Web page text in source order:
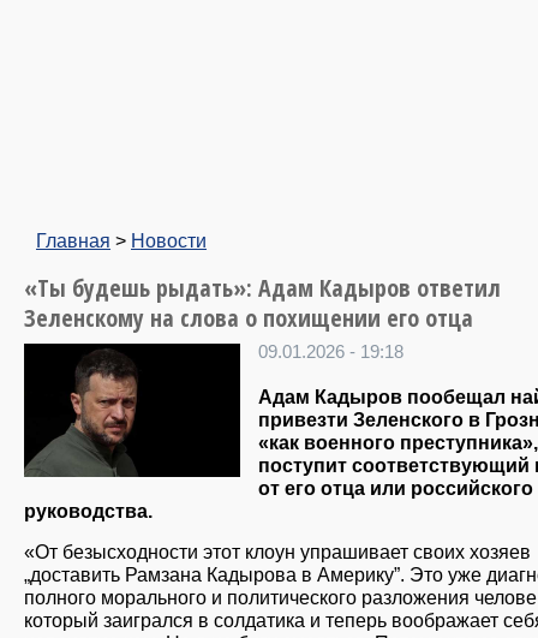
Главная > Новости
«Ты будешь рыдать»: Адам Кадыров ответил
Зеленскому на слова о похищении его отца
09.01.2026 - 19:18
Адам Кадыров пообещал
привезти Зеленского в
«как военного
поступит соответствующий
от его отца или российского
руководства.
«От безысходности этот клоун упрашивает своих хозяев
„доставить Рамзана Кадырова в Америку”. Это уже
полного морального и политического разложения
который заигрался в солдатика и теперь воображает